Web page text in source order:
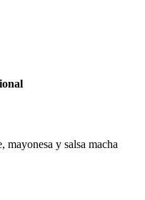
mayonesa y salsa macha